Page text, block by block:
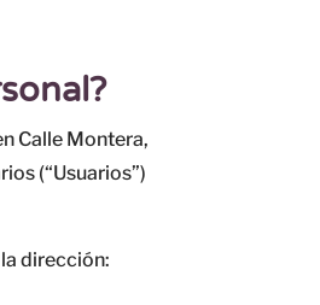
Calle Montera,
(“Usuarios”)
dirección: